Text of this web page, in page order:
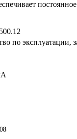
по эксплуатации,